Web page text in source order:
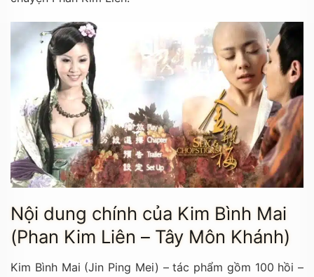
Nội dung chính của Kim Bình Mai
(Phan Kim Liên – Tây Môn Khánh)
Kim Bình Mai (Jin Ping Mei) – tác phẩm gồm 100 hồi –